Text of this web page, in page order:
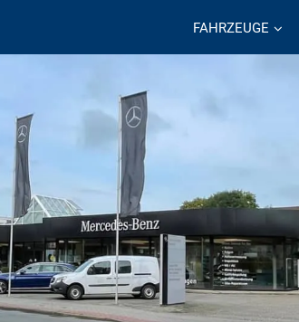
FAHRZEUGE